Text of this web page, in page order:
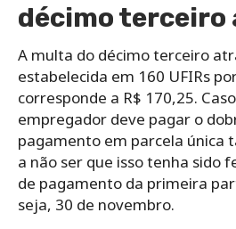
décimo terceiro
A multa do décimo terceiro
estabelecida em 160 UFIRs
corresponde a R$ 170,25.
empregador deve pagar o
pagamento em parcela única
a não ser que isso tenha sido
de pagamento da primeira
seja, 30 de novembro.